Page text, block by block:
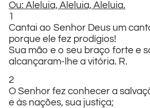
Ou: Aleluia, Aleluia, Aleluia.
1
Cantai ao Senhor Deus um
porque ele fez prodígios!
Sua mão e o seu braço forte e
alcançaram-lhe a vitória. R.
2
O Senhor fez conhecer a
e às nações, sua justiça;